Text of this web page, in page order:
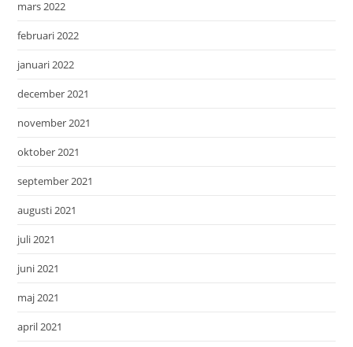
mars 2022
februari 2022
januari 2022
december 2021
november 2021
oktober 2021
september 2021
augusti 2021
juli 2021
juni 2021
maj 2021
april 2021